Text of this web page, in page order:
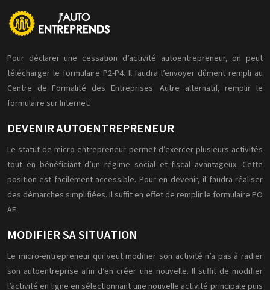
Pour déclarer une cessation d’activité autoentrepreneur, on peut
télécharger le formulaire P2-P4. Il faudra l’envoyer dûment rempli au
Centre de Formalité des Entreprises. Autre alternatif, remplir le
formulaire sur Internet.
DEVENIR AUTOENTREPRENEUR
Le statut de micro-entrepreneur permet d’exercer plusieurs activités
tout en bénéficiant d’un régime social et fiscal avantageux. Cette
position est facilement accessible. Pour en devenir, il faudra réaliser
des démarches simplifiées. Il suffit en effet de remplir le formulaire PO
AE.
MODIFIER SA SITUATION
Le micro-entrepreneur qui veut modifier son activité n’a pas à radier
son autoentreprise afin d’en créer une nouvelle. Il suffit de modifier
l’activité en ligne en sélectionnant une nouvelle activité principale puis